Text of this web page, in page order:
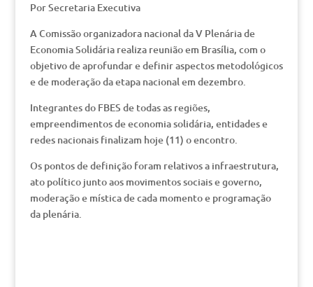
Por Secretaria Executiva
A Comissão organizadora nacional da V Plenária de
Economia Solidária realiza reunião em Brasília, com o
objetivo de aprofundar e definir aspectos metodológicos
e de moderação da etapa nacional em dezembro.
Integrantes do FBES de todas as regiões,
empreendimentos de economia solidária, entidades e
redes nacionais finalizam hoje (11) o encontro.
Os pontos de definição foram relativos a infraestrutura,
ato político junto aos movimentos sociais e governo,
moderação e mística de cada momento e programação
da plenária.